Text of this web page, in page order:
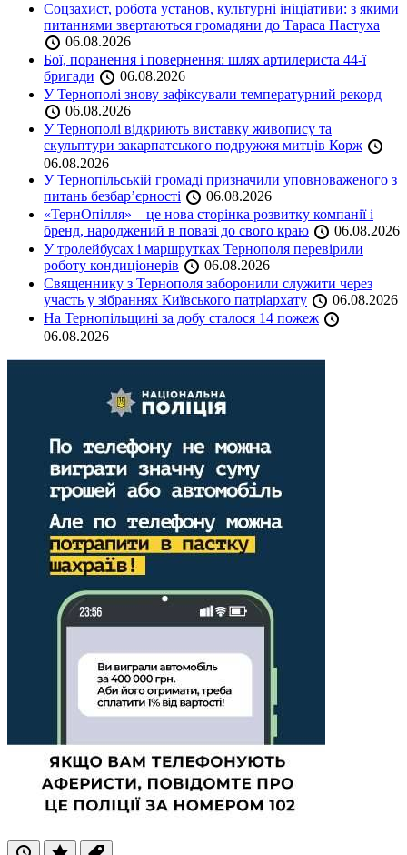
Соцзахист, робота установ, культурні ініціативи: з якими
питаннями звертаються громадяни до Тараса Пастуха
06.08.2026
Бої, поранення і повернення: шлях артилериста 44-ї
бригади
06.08.2026
У Тернополі знову зафіксували температурний рекорд
06.08.2026
У Тернополі відкриють виставку живопису та
скульптури закарпатського подружжя митців Корж
06.08.2026
У Тернопільській громаді призначили уповноваженого з
питань безбар’єрності
06.08.2026
«ТернОпілля» – це нова сторінка розвитку компанії і
бренд, народжений в повазі до свого краю
06.08.2026
У тролейбусах і маршрутках Тернополя перевірили
роботу кондиціонерів
06.08.2026
Священнику з Тернополя заборонили служити через
участь у зібраннях Київського патріархату
06.08.2026
На Тернопільщині за добу сталося 14 пожеж
06.08.2026